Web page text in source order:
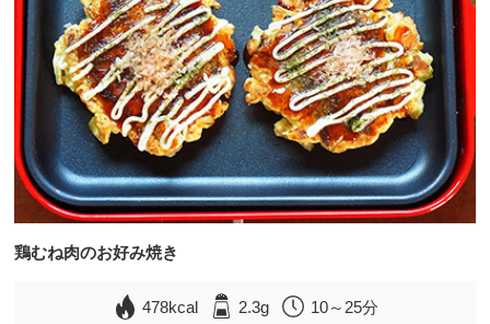
鶏むね肉のお好み焼き
478kcal 2.3g 10～25分